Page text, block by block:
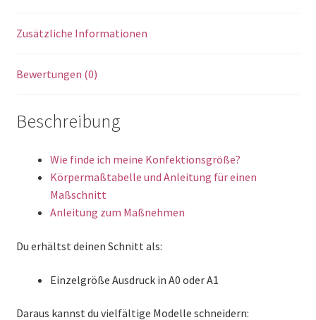
Zusätzliche Informationen
Bewertungen (0)
Beschreibung
Wie finde ich meine Konfektionsgröße?
Körpermaßtabelle und Anleitung für einen
Maßschnitt
Anleitung zum Maßnehmen
Du erhältst deinen Schnitt als:
Einzelgröße Ausdruck in A0 oder A1
Daraus kannst du vielfältige Modelle schneidern: